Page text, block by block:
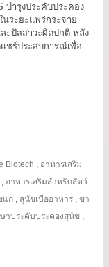
บำรุงประคับประคอง
ระยะแพร่กระจาย
ะปัสสาวะผิดปกติ หลัง
ชร์ประสบการณ์เพื่อ
Biotech , อาหารเสริม
, อาหารเสริมสำหรับสัตว์
แก่ , สุนัขเบื่ออาหาร ,ขา
ษาประคับประคองสุนัข ,